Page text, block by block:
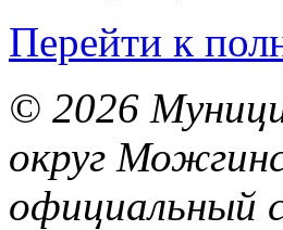
Перейти к
© 2026
округ
официальный